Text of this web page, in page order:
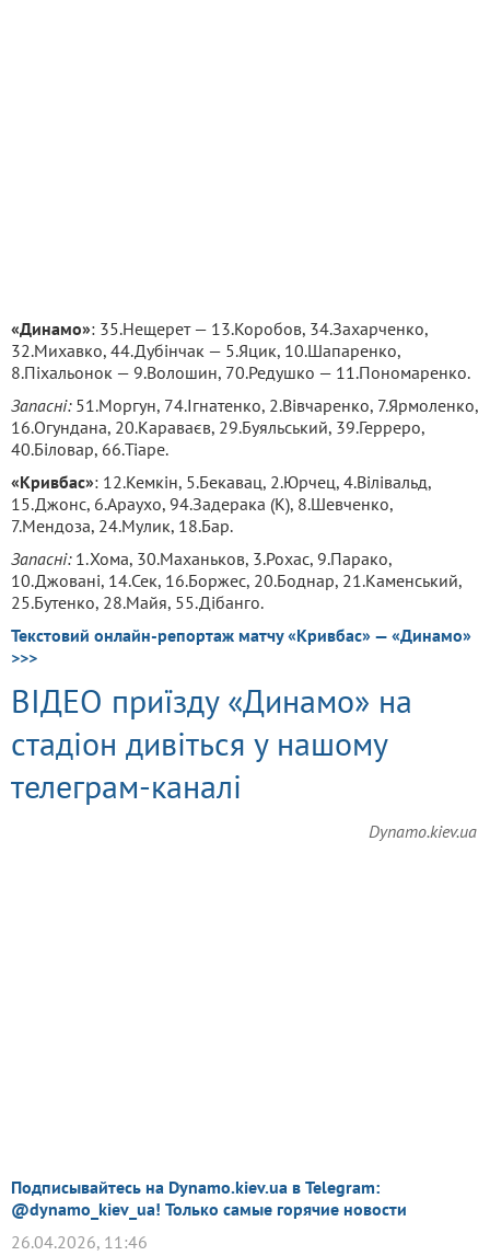
«Динамо»: 35.Нещерет — 13.Коробов, 34.Захарченко,
32.Михавко, 44.Дубінчак — 5.Яцик, 10.Шапаренко,
8.Піхальонок — 9.Волошин, 70.Редушко — 11.Пономаренко.
Запасні:51.Моргун, 74.Ігнатенко, 2.Вівчаренко, 7.Ярмоленко,
16.Огундана, 20.Караваєв, 29.Буяльський, 39.Герреро,
40.Біловар, 66.Тіаре.
«Кривбас»: 12.Кемкін, 5.Бекавац, 2.Юрчец, 4.Вілівальд,
15.Джонс, 6.Араухо, 94.Задерака (К), 8.Шевченко,
7.Мендоза, 24.Мулик, 18.Бар.
Запасні:1.Хома, 30.Маханьков, 3.Рохас, 9.Парако,
10.Джовані, 14.Сек, 16.Боржес, 20.Боднар, 21.Каменський,
25.Бутенко, 28.Майя, 55.Дібанго.
Текстовий онлайн-репортаж матчу «Кривбас» — «Динамо»
>>>
ВІДЕО приїзду «Динамо» на
стадіон дивіться у нашому
телеграм-каналі
Dynamo.kiev.ua
Подписывайтесь на Dynamo.kiev.ua в Telegram:
@dynamo_kiev_ua! Только самые горячие новости
26.04.2026, 11:46